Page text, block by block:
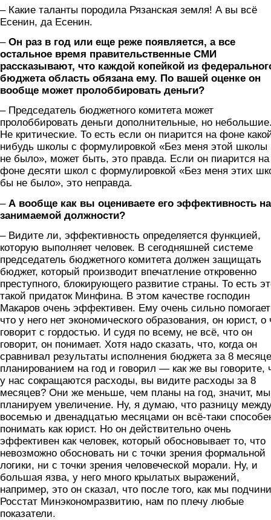
– Какие таланты породила Рязанская земля! А вы всё
Есенин, да Есенин.
– Он раз в год или еще реже появляется, а все
остальное время правительственные СМИ
рассказывают, что каждой копейкой из
бюджета область обязана ему. По вашей оценке он
вообще может пролоббировать деньги?
– Председатель бюджетного комитета может
пролоббировать деньги дополнительные, но
Не критические. То есть если он пиарится на фоне
нибудь школы с формулировкой «Без меня этой
не было», может быть, это правда. Если он пиарится на
фоне десяти школ с формулировкой «Без меня этих
бы не было», это неправда.
– А вообще как вы оцениваете его эффективность на
занимаемой должности?
– Видите ли, эффективность определяется функцией,
которую выполняет человек. В сегодняшней системе
председатель бюджетного комитета должен защищать
бюджет, который производит впечатление откровенно
преступного, блокирующего развитие страны. То есть
такой придаток Минфина. В этом качестве господин
Макаров очень эффективен. Ему очень сильно
что у него нет экономического образования, он юрист, о
говорит с гордостью. И судя по всему, не всё, что он
говорит, он понимает. Хотя надо сказать, что, когда он
сравнивал результаты исполнения бюджета за 8
планированием на год и говорил — как же вы говорите,
у нас сокращаются расходы, вы видите расходы за 8
месяцев? Они же меньше, чем планы на год, значит, мы
планируем увеличение. Ну, я думаю, что разницу
восемью и двенадцатью месяцами он всё-таки
понимать как юрист. Но он действительно очень
эффективен как человек, который обосновывает то, что
невозможно обосновать ни с точки зрения формальной
логики, ни с точки зрения человеческой морали. Ну, и
большая язва, у него много крылатых выражений,
например, это он сказал, что после того, как мы
Росстат Минэкономразвитию, нам по плечу любые
показатели.